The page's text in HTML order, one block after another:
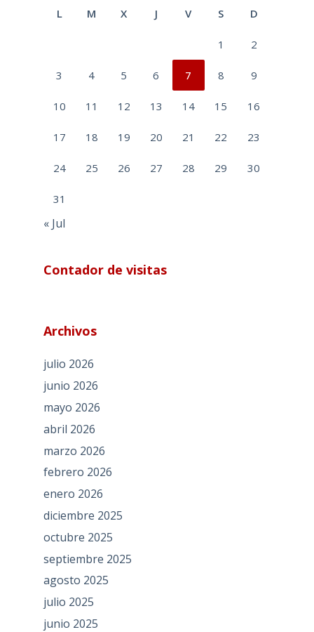
L M X J V S D
1 2
3 4 5 6 7 8 9
10 11 12 13 14 15 16
17 18 19 20 21 22 23
24 25 26 27 28 29 30
31
« Jul
Contador de visitas
Archivos
julio 2026
junio 2026
mayo 2026
abril 2026
marzo 2026
febrero 2026
enero 2026
diciembre 2025
octubre 2025
septiembre 2025
agosto 2025
julio 2025
junio 2025